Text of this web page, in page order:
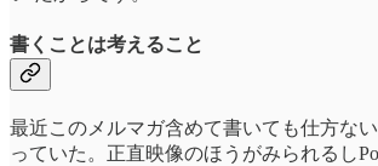
書くことは考えること
最近このメルマガ含めて書いても仕方な
っていた。正直映像のほうがみられるし